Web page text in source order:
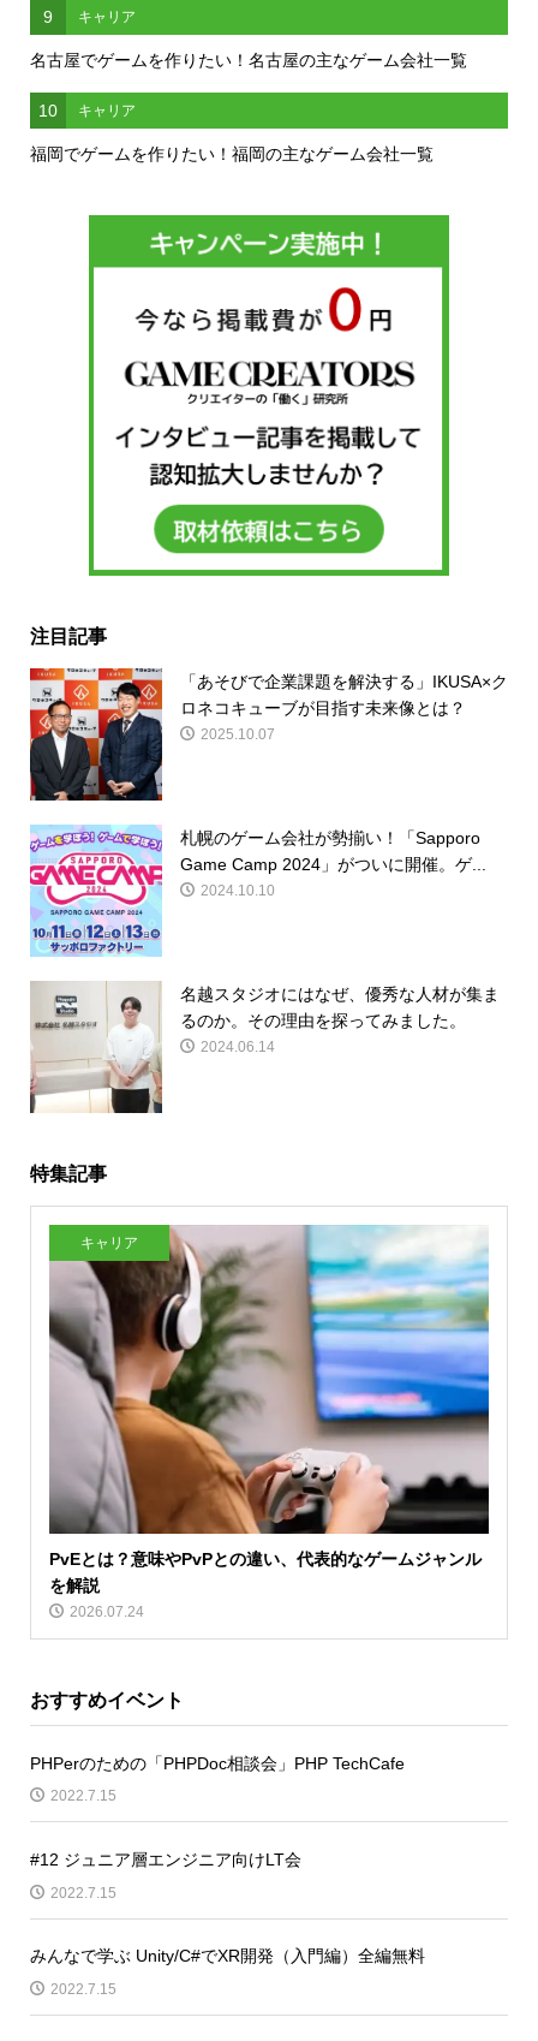
9 キャリア
名古屋でゲームを作りたい！名古屋の主なゲーム会社一覧
10 キャリア
福岡でゲームを作りたい！福岡の主なゲーム会社一覧
注目記事
「あそびで企業課題を解決する」IKUSA×ク
ロネコキューブが目指す未来像とは？
2025.10.07
札幌のゲーム会社が勢揃い！「Sapporo
Game Camp 2024」がついに開催。ゲ...
2024.10.10
名越スタジオにはなぜ、優秀な人材が集ま
るのか。その理由を探ってみました。
2024.06.14
特集記事
キャリア
PvEとは？意味やPvPとの違い、代表的なゲームジャンル
を解説
2026.07.24
おすすめイベント
PHPerのための「PHPDoc相談会」PHP TechCafe
2022.7.15
#12 ジュニア層エンジニア向けLT会
2022.7.15
みんなで学ぶ Unity/C#でXR開発（入門編）全編無料
2022.7.15